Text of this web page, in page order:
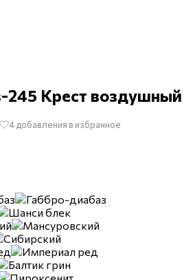
Крест воздушный
4 добавления в избранное